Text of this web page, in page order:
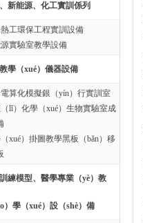
新能源、化工實訓係列
熱工環保工程實訓設備
源實驗室教學設備
學（xué）儀器設備
電算化模擬銀（yín）行實訓室
（lǐ）化學（xué）生物實驗室成
（xué）掛圖教學黑板（bǎn）移
練模型、醫學專業（yè）教
）學（xué）設（shè）備